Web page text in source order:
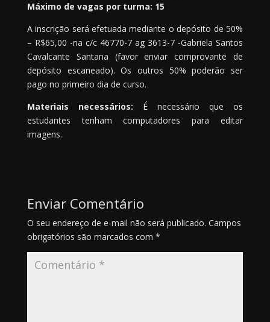
Máximo de vagas por turma: 15
A inscrição será efetuada mediante o depósito de 50%
– R$65,00 -na c/c 46770-7 ag 3613-7 -Gabriela Santos
Cavalcante Santana (favor enviar comprovante de
depósito escaneado). Os outros 50% poderão ser
pago no primeiro dia de curso.
Materiais necessários: É necessário que os
estudantes tenham computadores para editar
imagens.
Enviar Comentário
O seu endereço de e-mail não será publicado. Campos
obrigatórios são marcados com *